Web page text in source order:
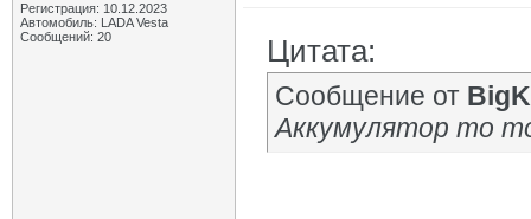
Регистрация: 10.12.2023
Автомобиль: LADA Vesta
Сообщений: 20
Цитата:
Сообщение от
Аккумулятор то